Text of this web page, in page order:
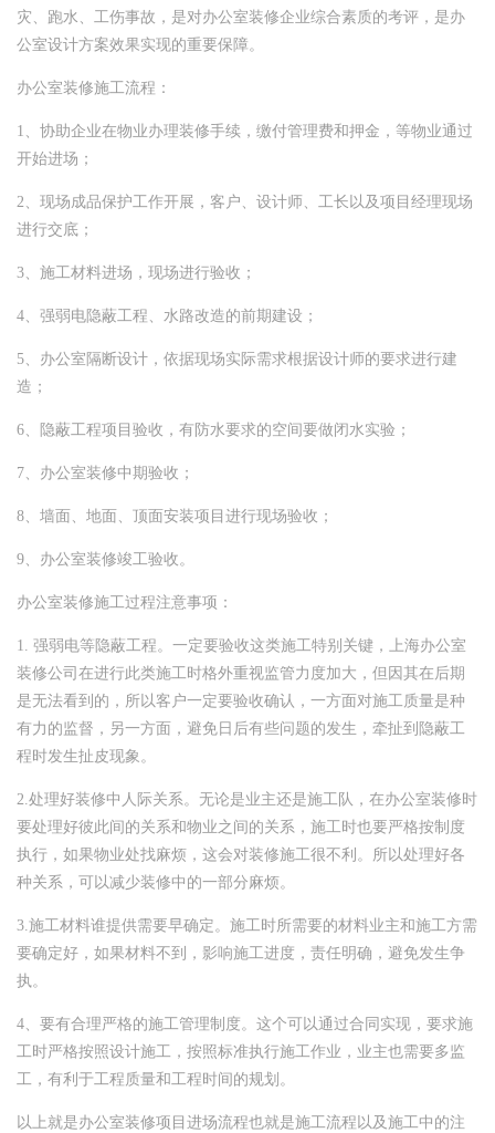
灾、跑水、工伤事故，是对办公室装修企业综合素质的考评，是办
公室设计方案效果实现的重要保障。
办公室装修施工流程：
1、协助企业在物业办理装修手续，缴付管理费和押金，等物业通过
开始进场；
2、现场成品保护工作开展，客户、设计师、工长以及项目经理现场
进行交底；
3、施工材料进场，现场进行验收；
4、强弱电隐蔽工程、水路改造的前期建设；
5、办公室隔断设计，依据现场实际需求根据设计师的要求进行建
造；
6、隐蔽工程项目验收，有防水要求的空间要做闭水实验；
7、办公室装修中期验收；
8、墙面、地面、顶面安装项目进行现场验收；
9、办公室装修竣工验收。
办公室装修施工过程注意事项：
1. 强弱电等隐蔽工程。一定要验收这类施工特别关键，上海办公室
装修公司在进行此类施工时格外重视监管力度加大，但因其在后期
是无法看到的，所以客户一定要验收确认，一方面对施工质量是种
有力的监督，另一方面，避免日后有些问题的发生，牵扯到隐蔽工
程时发生扯皮现象。
2.处理好装修中人际关系。无论是业主还是施工队，在办公室装修时
要处理好彼此间的关系和物业之间的关系，施工时也要严格按制度
执行，如果物业处找麻烦，这会对装修施工很不利。所以处理好各
种关系，可以减少装修中的一部分麻烦。
3.施工材料谁提供需要早确定。施工时所需要的材料业主和施工方需
要确定好，如果材料不到，影响施工进度，责任明确，避免发生争
执。
4、要有合理严格的施工管理制度。这个可以通过合同实现，要求施
工时严格按照设计施工，按照标准执行施工作业，业主也需要多监
工，有利于工程质量和工程时间的规划。
以上就是办公室装修项目进场流程也就是施工流程以及施工中的注